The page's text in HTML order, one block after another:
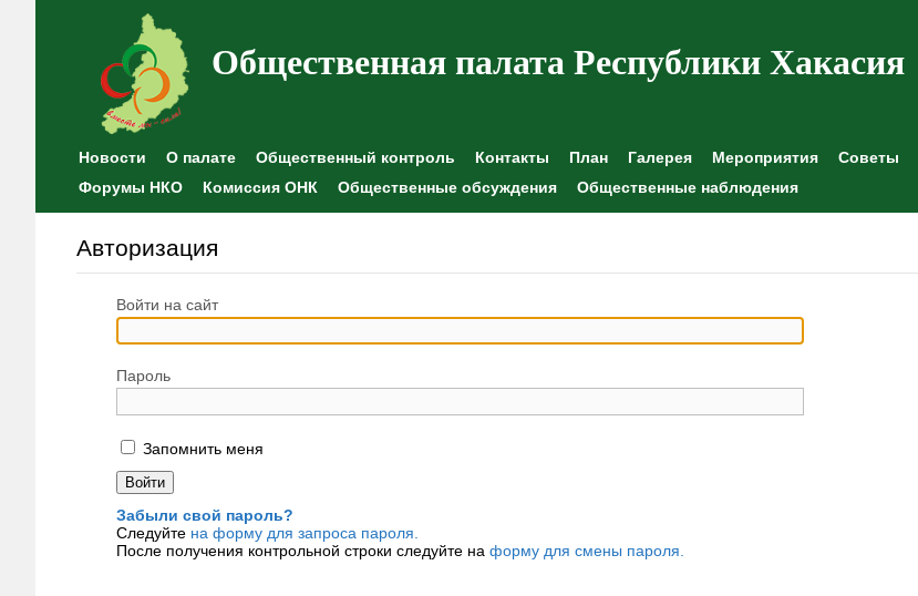
Общественная палата Республики Хакасия
Новости О палате Общественный контроль Контакты План Галерея Мероприятия Советы
Форумы НКО
Комиссия ОНК Общественные обсуждения Общественные наблюдения
Авторизация
Войти на сайт
Пароль
Запомнить меня
Забыли свой пароль?
Следуйте на форму для запроса пароля.
После получения контрольной строки следуйте на форму для смены пароля.